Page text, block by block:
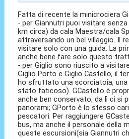
Fatta di recente la minicrociera
- per Giannutri puoi visitare
km circa) da cala Maestra/cala
attraversando un bel villaggio. Il
visitare solo con una guida. La
anche bene fare solo questo
- per Giglio sono riuscito a
Giglio Porto e Giglio Castello, il
ho sfruttato una scorciatoia,
stato faticoso). GCastello è
anche ben conservato, da lì ci si
panorami; GPorto è lo stesso
pescatori. Per raggiungere
bus, ma anche il personale della
queste escursioni(sia Giannutri